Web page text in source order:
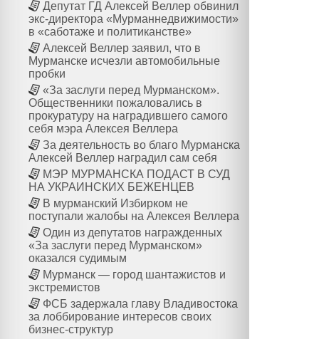
Депутат ГД Алексей Веллер обвинил
экс-директора «Мурманнедвижимости»
в «саботаже и политиканстве»
Алексей Веллер заявил, что в
Мурманске исчезли автомобильные
пробки
«За заслуги перед Мурманском».
Общественники пожаловались в
прокуратуру на наградившего самого
себя мэра Алексея Веллера
За деятельность во благо Мурманска
Алексей Веллер наградил сам себя
МЭР МУРМАНСКА ПОДАСТ В СУД
НА УКРАИНСКИХ БЕЖЕНЦЕВ
В мурманский Избирком не
поступали жалобы на Алексея Веллера
Один из депутатов награжденных
«За заслуги перед Мурманском»
оказался судимым
Мурманск — город шантажистов и
экстремистов
ФСБ задержала главу Владивостока
за лоббирование интересов своих
бизнес-структур